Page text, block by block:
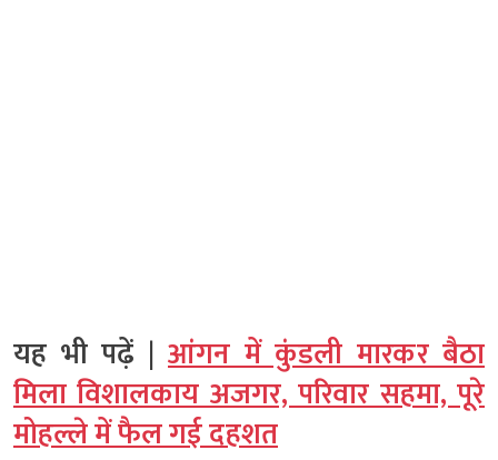
यह भी पढ़ें | आंगन में कुंडली मारकर बैठा
मिला विशालकाय अजगर, परिवार सहमा, पूरे
मोहल्ले में फैल गई दहशत